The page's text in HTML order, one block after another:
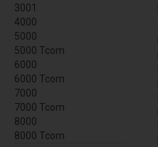
3001
4000
5000
5000 Tcom
6000
6000 Tcom
7000
7000 Tcom
8000
8000 Tcom